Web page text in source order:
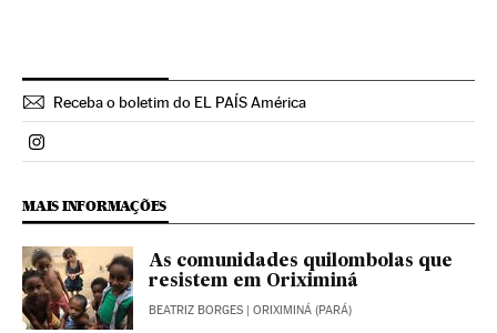
Receba o boletim do EL PAÍS América
Politica El País Brasil en Instagram
MAIS INFORMAÇÕES
As comunidades quilombolas que
resistem em Oriximiná
BEATRIZ BORGES | ORIXIMINÁ (PARÁ)